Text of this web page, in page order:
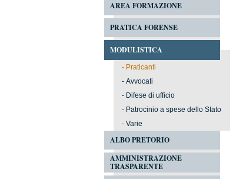
AREA FORMAZIONE
PRATICA FORENSE
MODULISTICA
- Praticanti
- Avvocati
- Difese di ufficio
- Patrocinio a spese dello Stato
- Varie
ALBO PRETORIO
AMMINISTRAZIONE
TRASPARENTE